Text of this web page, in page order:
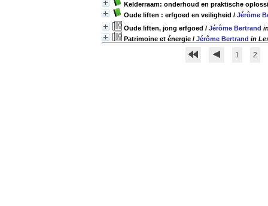
Kelderraam: onderhoud en praktische
Oude liften : erfgoed en veiligheid / Jérôme
Oude liften, jong erfgoed / Jérôme Bertrand
Patrimoine et énergie / Jérôme Bertrand in
1 2